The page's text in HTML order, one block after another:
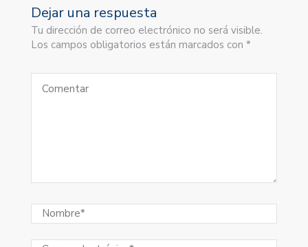
Dejar una respuesta
Tu dirección de correo electrónico no será visible.
Los campos obligatorios están marcados con *